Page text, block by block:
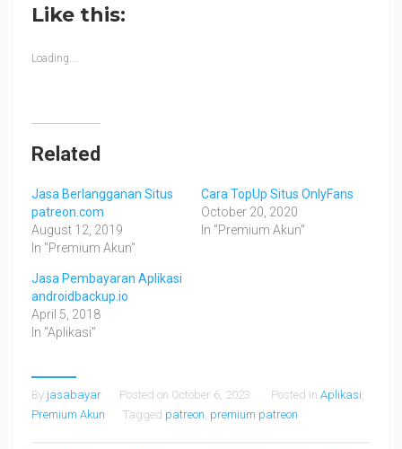
Like this:
Loading...
Related
Jasa Berlangganan Situs
patreon.com
August 12, 2019
In "Premium Akun"
Cara TopUp Situs OnlyFans
October 20, 2020
In "Premium Akun"
Jasa Pembayaran Aplikasi
androidbackup.io
April 5, 2018
In "Aplikasi"
By jasabayar Posted on October 6, 2023 Posted in Aplikasi
Premium Akun
Tagged patreon premium patreon